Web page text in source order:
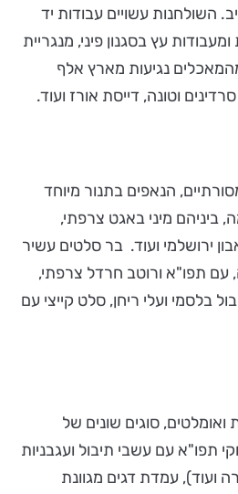
השולחנות עשויים עבודות יד
עץ בסגנון פיני, מנגריית
נגיעות מארץ אלף
וטונה, דייסת אורז ועוד.
הנאפים בתנור מיוחד
ביניהם מיני באגט צרפתי,
ירושלמי ועוד. בר סלטים עשיר
עם תפו"א ורוטב חרדל צרפתי,
בלסמי ועלי ריחן, סלט קייצי עם
סוגים שונים של
תפו"א עם עשבי תיבול ועגבניות
ועוד), עמדת דגים מגוונת